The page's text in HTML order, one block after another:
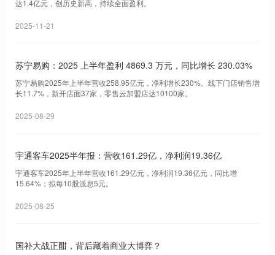
达1.4亿元，创历史新高，持续全面盈利。
2025-11-21
苏宁易购：2025 上半年盈利 4869.3 万元，同比增长 230.03%
苏宁易购2025年上半年营收258.95亿元，净利增长230%。线下门店销售增
长11.7%，新开店面37家，零售云加盟店达10100家。
2025-08-29
宇通客车2025半年报：营收161.29亿，净利润19.36亿
宇通客车2025年上半年营收161.29亿元，净利润19.36亿元，同比增
15.64%；拟每10股派息5元。
2025-08-25
国补大战正酣，背后藏着商业大博弈？